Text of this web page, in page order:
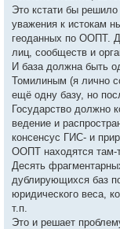
Это кстати бы
уважения к истокам
геоданных по ООПТ.
лиц, сообществ и
И база должна быть
Томилиным (я лично
ещё одну базу, но
Государство должно
ведение и
консенсус ГИС- и
ООПТ находятся там-
Десять
дублирующихся баз
юридического веса,
т.п.
Это и решает